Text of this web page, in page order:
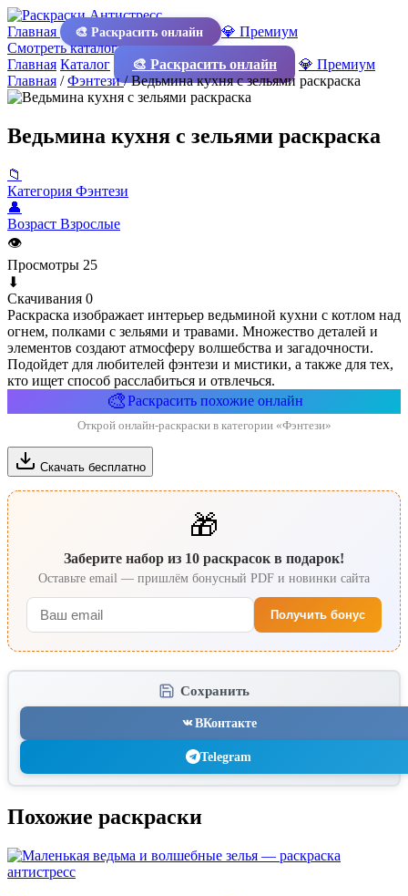
Главная 🎨 Раскрасить онлайн
💎 Премиум
Смотреть каталог
Главная Каталог 🎨 Раскрасить онлайн
💎 Премиум
Главная /Фэнтези/Ведьмина кухня с зельями раскраска
Ведьмина кухня с зельями раскраска
📁
Категория Фэнтези
👤
Возраст Взрослые
👁
Просмотры 25
⬇
Скачивания 0
Раскраска изображает интерьер ведьминой кухни с котлом над
огнем, полками с зельями и травами. Множество деталей и
элементов создают атмосферу волшебства и загадочности.
Подойдет для любителей фэнтези и мистики, а также для тех,
кто ищет способ расслабиться и отвлечься.
🎨Раскрасить похожие онлайн
Открой онлайн-раскраски в категории «Фэнтези»
Скачать бесплатно
🎁
Заберите набор из 10 раскрасок в подарок!
Оставьте email — пришлём бонусный PDF и новинки сайта
Получить бонус
Сохранить
ВКонтакте
Telegram
Похожие раскраски